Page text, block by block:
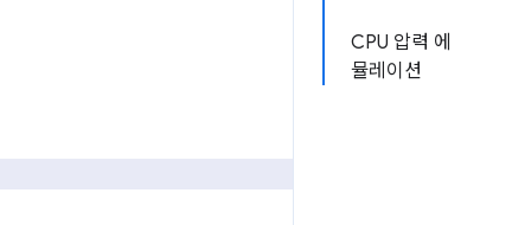
CPU 압력 에
뮬레이션